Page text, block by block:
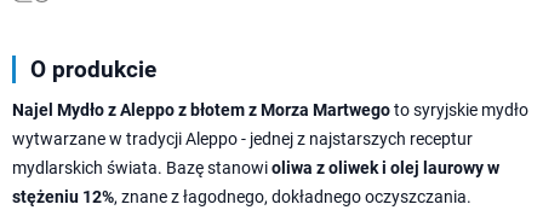
O produkcie
Najel Mydło z Aleppo z błotem z Morza Martwegoto syryjskie mydło
wytwarzane w tradycji Aleppo - jednej z najstarszych receptur
mydlarskich świata. Bazę stanowioliwa z oliwek i olej laurowy w
stężeniu 12%, znane z łagodnego, dokładnego oczyszczania.